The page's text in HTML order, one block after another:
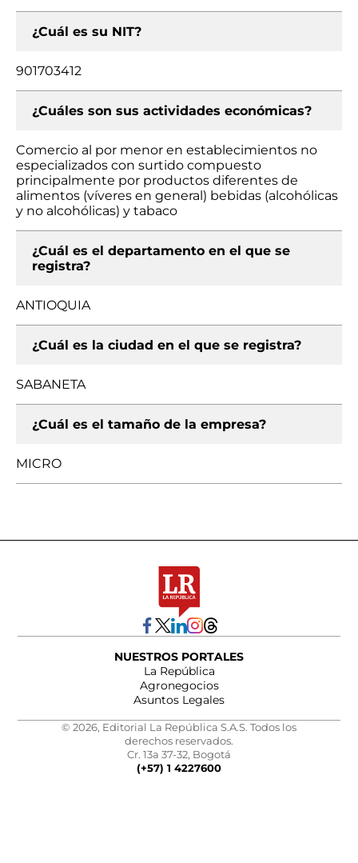
¿Cuál es su NIT?
901703412
¿Cuáles son sus actividades económicas?
Comercio al por menor en establecimientos no
especializados con surtido compuesto
principalmente por productos diferentes de
alimentos (víveres en general) bebidas (alcohólicas
y no alcohólicas) y tabaco
¿Cuál es el departamento en el que se
registra?
ANTIOQUIA
¿Cuál es la ciudad en el que se registra?
SABANETA
¿Cuál es el tamaño de la empresa?
MICRO
NUESTROS PORTALES
La República
Agronegocios
Asuntos Legales
© 2026, Editorial La República S.A.S. Todos los
derechos reservados.
Cr. 13a 37-32, Bogotá
(+57) 1 4227600